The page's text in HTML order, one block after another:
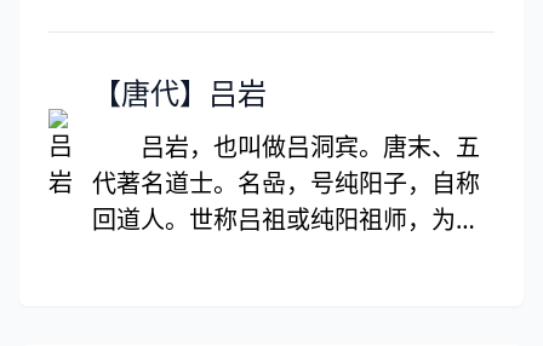
华冲碧丹经秘旨》、《海琼白真人语
录》、《罗浮篆志》、《海琼白玉蟾
五生文集》等。是海南历史上第一位
在全国有影响的文化名人。
酒读骚图曲。著有《花帘词》一卷、
曲》（又名《乔影》）、《花帘书屋
诗》等。
【唐代】吕岩
吕岩，也叫做吕洞宾。唐末、五
代著名道士。名喦，号纯阳子，自称
回道人。世称吕祖或纯阳祖师，为民